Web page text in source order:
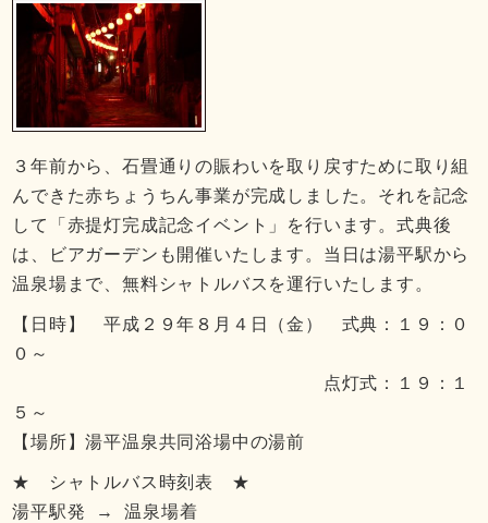
３年前から、石畳通りの賑わいを取り戻すために取り組
んできた赤ちょうちん事業が完成しました。それを記念
して「赤提灯完成記念イベント」を行います。式典後
は、ビアガーデンも開催いたします。当日は湯平駅から
温泉場まで、無料シャトルバスを運行いたします。
【日時】 平成２９年８月４日（金） 式典：１９：０
０～
点灯式：１９：１
５～
【場所】湯平温泉共同浴場中の湯前
★ シャトルバス時刻表 ★
湯平駅発 → 温泉場着